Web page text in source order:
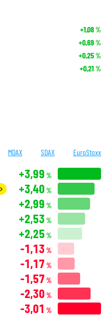
+1,08%
+0,69%
+0,25%
+0,21 %
MDAX SDAX EuroStoxx
+3,99 %
+3,40 %
+2,99 %
+2,53 %
+2,25 %
-1,13 %
-1,17 %
-1,57 %
-2,30 %
-3,01 %